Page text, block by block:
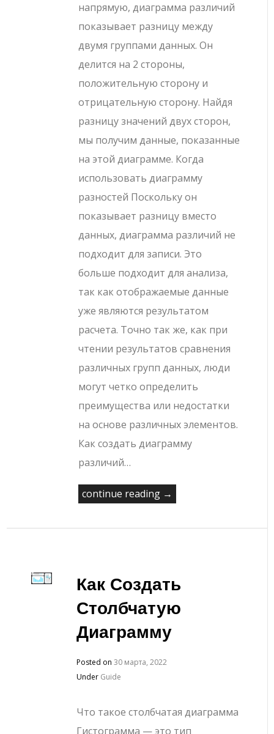
напрямую, диаграмма различий
показывает разницу между
двумя группами данных. Он
делится на 2 стороны,
положительную сторону и
отрицательную сторону. Найдя
разницу значений двух сторон,
мы получим данные, показанные
на этой диаграмме. Когда
использовать диаграмму
разностей Поскольку он
показывает разницу вместо
данных, диаграмма различий не
подходит для записи. Это
больше подходит для анализа,
так как отображаемые данные
уже являются результатом
расчета. Точно так же, как при
чтении результатов сравнения
различных групп данных, люди
могут четко определить
преимущества или недостатки
на основе различных элементов.
Как создать диаграмму
различий…
continue reading →
Как Создать
Столбчатую
Диаграмму
Posted on 30 марта, 2022
Under Guide
Что такое столбчатая диаграмма
Гистограмма — это тип